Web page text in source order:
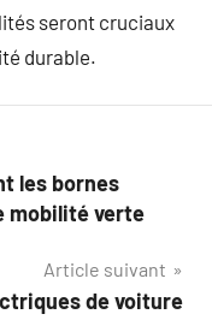
seront cruciaux
durable.
les bornes
mobilité verte
Article suivant
de voiture